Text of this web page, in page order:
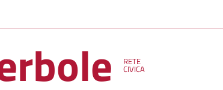
RETE
CIVICA